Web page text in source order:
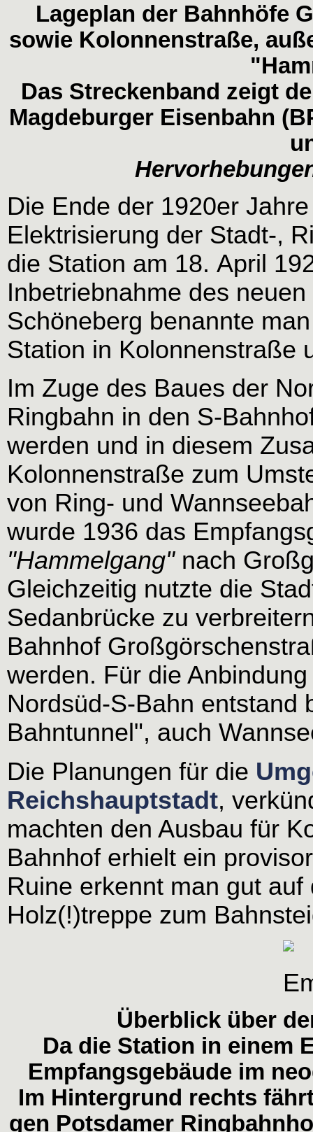
Lageplan der Bahnhöfe
sowie Kolonnenstraße,
Das Streckenband zeigt
Magdeburger Eisenbahn
Die Ende der 1920er
Elektrisierung der Stadt-,
die Station am 18. April
Inbetriebnahme des
Schöneberg benannte
Station in Kolonnenstraße
Im Zuge des Baues der
Ringbahn in den S-
werden und in diesem
Kolonnenstraße zum
von Ring- und
wurde 1936 das
"Hammelgang"nach
Gleichzeitig nutzte die
Sedanbrücke zu
Bahnhof
werden. Für die
Nordsüd-S-Bahn entstand
Bahntunnel", auch
Die Planungen für die
Reichshauptstadt,
machten den Ausbau für
Bahnhof erhielt ein
Ruine erkennt man gut
Holz(!)treppe zum
Überblick über
Da die Station in einem
Empfangsgebäude im
Im Hintergrund rechts
gen Potsdamer